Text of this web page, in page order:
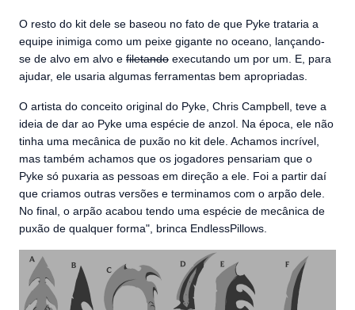
O resto do kit dele se baseou no fato de que Pyke trataria a
equipe inimiga como um peixe gigante no oceano, lançando-
se de alvo em alvo e filetando executando um por um. E, para
ajudar, ele usaria algumas ferramentas bem apropriadas.
O artista do conceito original do Pyke, Chris Campbell, teve a
ideia de dar ao Pyke uma espécie de anzol. Na época, ele não
tinha uma mecânica de puxão no kit dele. Achamos incrível,
mas também achamos que os jogadores pensariam que o
Pyke só puxaria as pessoas em direção a ele. Foi a partir daí
que criamos outras versões e terminamos com o arpão dele.
No final, o arpão acabou tendo uma espécie de mecânica de
puxão de qualquer forma", brinca EndlessPillows.